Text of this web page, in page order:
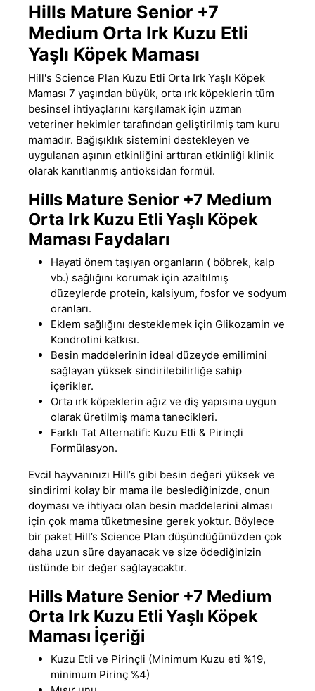
Hills Mature Senior +7
Medium Orta Irk Kuzu Etli
Yaşlı Köpek Maması
Hill's Science Plan Kuzu Etli Orta Irk Yaşlı Köpek
Maması 7 yaşından büyük, orta ırk köpeklerin tüm
besinsel ihtiyaçlarını karşılamak için uzman
veteriner hekimler tarafından geliştirilmiş tam kuru
mamadır. Bağışıklık sistemini destekleyen ve
uygulanan aşının etkinliğini arttıran etkinliği klinik
olarak kanıtlanmış antioksidan formül.
Hills Mature Senior +7 Medium
Orta Irk Kuzu Etli Yaşlı Köpek
Maması Faydaları
Hayati önem taşıyan organların ( böbrek, kalp
vb.) sağlığını korumak için azaltılmış
düzeylerde protein, kalsiyum, fosfor ve sodyum
oranları.
Eklem sağlığını desteklemek için Glikozamin ve
Kondrotini katkısı.
Besin maddelerinin ideal düzeyde emilimini
sağlayan yüksek sindirilebilirliğe sahip
içerikler.
Orta ırk köpeklerin ağız ve diş yapısına uygun
olarak üretilmiş mama tanecikleri.
Farklı Tat Alternatifi: Kuzu Etli & Pirinçli
Formülasyon.
Evcil hayvanınızı Hill’s gibi besin değeri yüksek ve
sindirimi kolay bir mama ile beslediğinizde, onun
doyması ve ihtiyacı olan besin maddelerini alması
için çok mama tüketmesine gerek yoktur. Böylece
bir paket Hill’s Science Plan düşündüğünüzden çok
daha uzun süre dayanacak ve size ödediğinizin
üstünde bir değer sağlayacaktır.
Hills Mature Senior +7 Medium
Orta Irk Kuzu Etli Yaşlı Köpek
Maması İçeriği
Kuzu Etli ve Pirinçli (Minimum Kuzu eti %19,
minimum Pirinç %4)